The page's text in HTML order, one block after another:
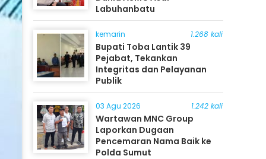
Labuhanbatu
kemarin 1.268 kali
Bupati Toba Lantik 39
Pejabat, Tekankan
Integritas dan Pelayanan
Publik
03 Agu 2026 1.242 kali
Wartawan MNC Group
Laporkan Dugaan
Pencemaran Nama Baik ke
Polda Sumut